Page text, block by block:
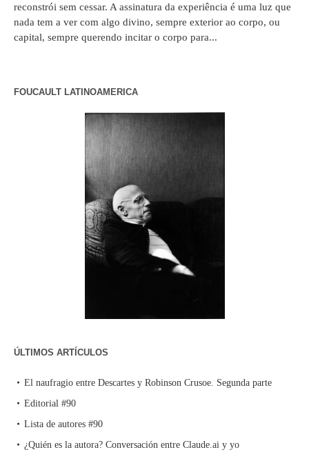
reconstrói sem cessar. A assinatura da experiência é uma luz que
nada tem a ver com algo divino, sempre exterior ao corpo, ou
capital, sempre querendo incitar o corpo para...
FOUCAULT LATINOAMERICA
ÚLTIMOS ARTÍCULOS
El naufragio entre Descartes y Robinson Crusoe. Segunda parte
Editorial #90
Lista de autores #90
¿Quién es la autora? Conversación entre Claude.ai y yo